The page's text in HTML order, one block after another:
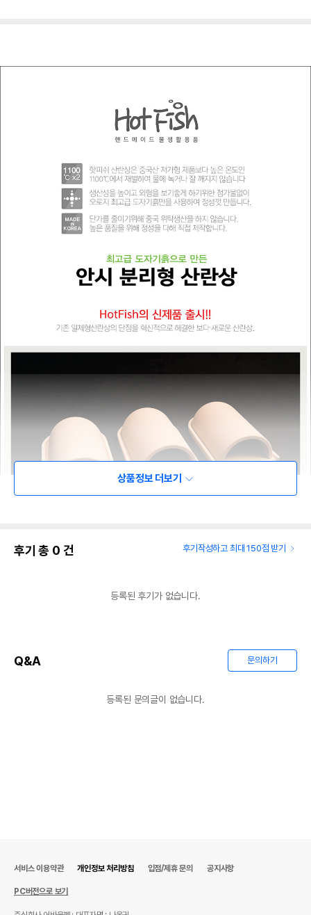
상품정보 더보기
후기 총 0 건 후기작성하고 최대 150점 받기
등록된 후기가 없습니다.
Q&A 문의하기
등록된 문의글이 없습니다.
서비스 이용약관 개인정보 처리방침 입점/제휴 문의 공지사항
PC버전으로 보기